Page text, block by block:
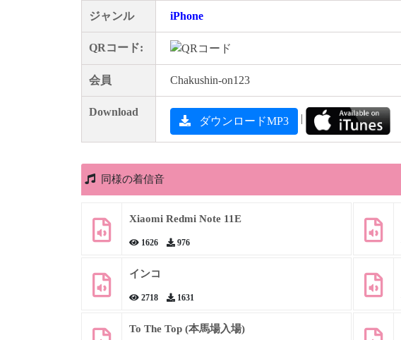
ジャンル iPhone
QRコード:
会員 Chakushin-on123
Download
ダウンロードMP3 |
同様の着信音
Xiaomi Redmi Note 11E
1626 976
インコ
2718 1631
To The Top (本馬場入場)